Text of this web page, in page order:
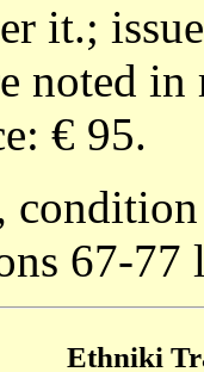
it.;
noted
€ 95.
67-77
Ethniki